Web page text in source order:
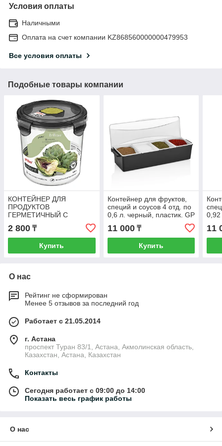
Условия оплаты
Наличными
Оплата на счет компании KZ868560000000479953
Все условия оплаты
Подобные товары компании
КОНТЕЙНЕР ДЛЯ
ПРОДУКТОВ
ГЕРМЕТИЧНЫЙ С
КЛАПАНОМ BRILLIANT
КРУГЛЫЙ 1,15Л (Черный),
код ТН ВЭД 392410
2 800 ₸
Купить
Контейнер для фруктов,
специй и соусов 4 отд. по
0,6 л. черный, пластик. GP
11 000₸
Купить
0,92
11
О нас
Рейтинг не сформирован
Менее 5 отзывов за последний год
Работает с 21.05.2014
г. Астана
проспект Туран 83/1, Астана, Акмолинская область,
Казахстан, Астана, Казахстан
Контакты
Сегодня работает с 09:00 до 14:00
Показать весь график работы
О нас